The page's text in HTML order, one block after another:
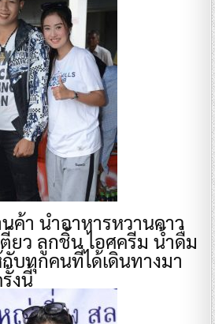
ค้า นำอาหารหวานคาว
ยว ลูกชิ้น ไอศครีม น้ำดื่ม
กับทุกคนที่ได้เดินทางมา
งนี้